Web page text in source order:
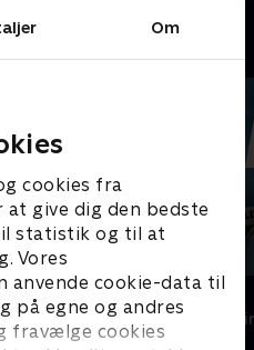
Om
cookies fra
give dig den bedste
statistik og til at
Vores
anvende cookie-data til
på egne og andres
fravælge cookies
Anna Pihl
Krimi &